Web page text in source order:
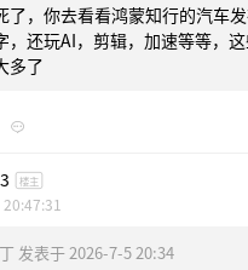
了，你去看看鸿蒙知行的汽车
，还玩AI，剪辑，加速等等，
多了
楼主
发表于 2026-7-5 20:34